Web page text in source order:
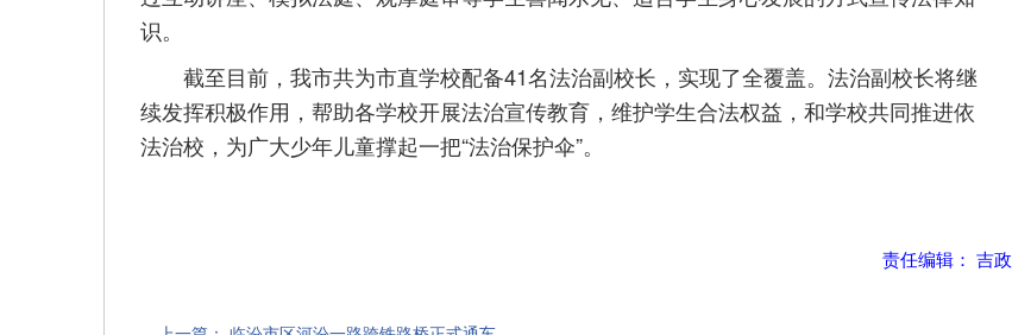
识。
截至目前，我市共为市直学校配备41名法治副校长，实现了全覆盖。法治副校长将继
续发挥积极作用，帮助各学校开展法治宣传教育，维护学生合法权益，和学校共同推进依
法治校，为广大少年儿童撑起一把“法治保护伞”。
责任编辑： 吉政